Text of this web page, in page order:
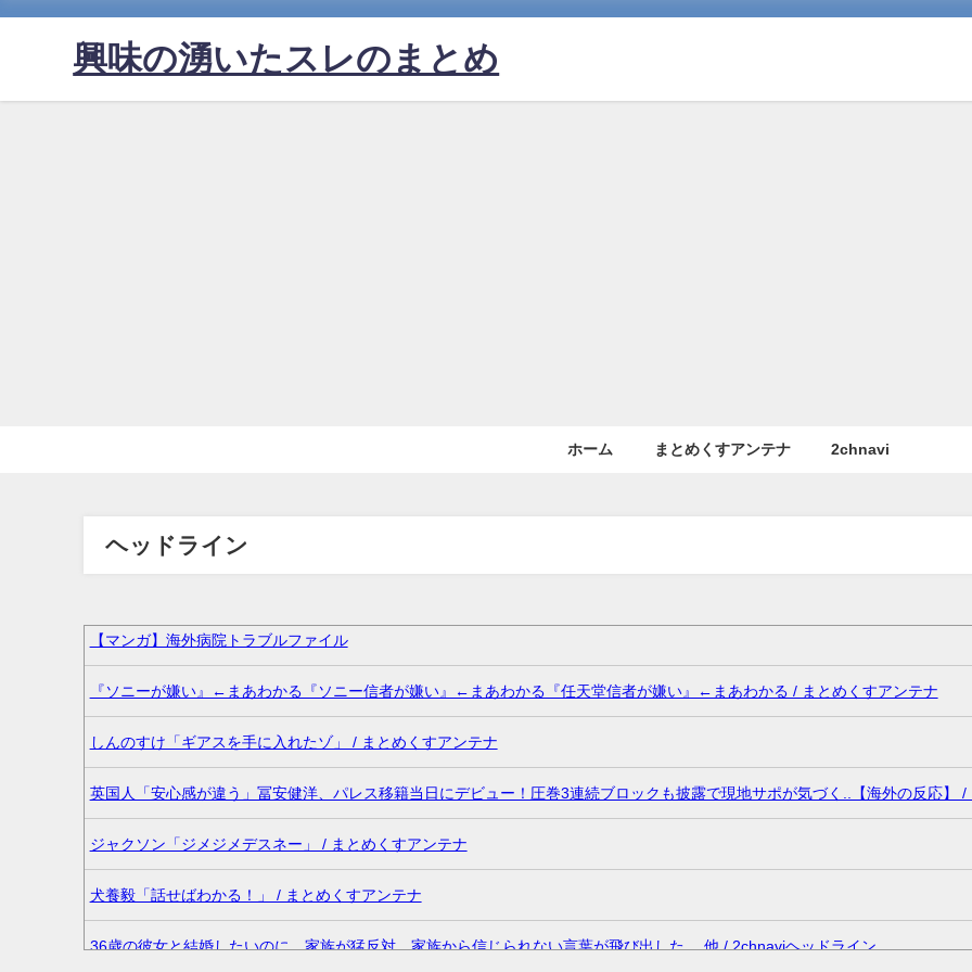
興味の湧いたスレのまとめ
ホーム まとめくすアンテナ 2chnavi
ヘッドライン
【マンガ】海外病院トラブルファイル
『ソニーが嫌い』←まあわかる『ソニー信者が嫌い』←まあわかる『任天堂信者が嫌い』←まあわかる / まとめくすアンテナ
しんのすけ「ギアスを手に入れたゾ」 / まとめくすアンテナ
英国人「安心感が違う」冨安健洋、パレス移籍当日にデビュー！圧巻3連続ブロックも披露で現地サポが気づく..【海外の反応】 /
ジャクソン「ジメジメデスネー」 / まとめくすアンテナ
犬養毅「話せばわかる！」 / まとめくすアンテナ
36歳の彼女と結婚したいのに、家族が猛反対。家族から信じられない言葉が飛び出した… 他 / 2chnaviヘッドライン